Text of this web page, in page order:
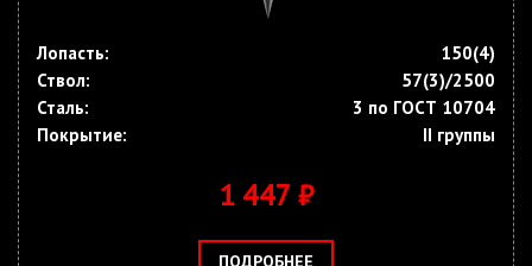
Лопасть:
150(4)
Ствол:
57(3)/2500
Сталь:
3 по ГОСТ 10704
Покрытие:
II группы
1 447 ₽
ПОДРОБНЕЕ